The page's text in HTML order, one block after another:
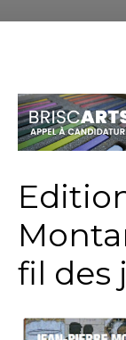
fil des